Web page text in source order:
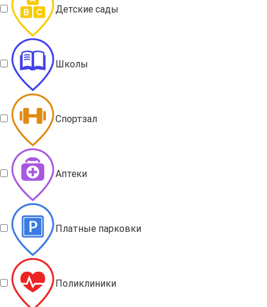
Детские сады
Школы
Спортзал
Аптеки
Платные парковки
Поликлиники